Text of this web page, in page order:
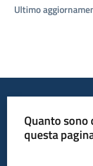
Ultimo
Quanto
questa